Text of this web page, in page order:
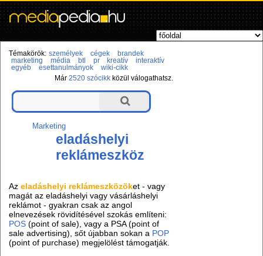
Témakörök: személyek cégek
brandek
marketing
média btl pr kreatív
interaktív
egyéb
esettanulmányok
wiki-cikk
Már2520 szócikk közül válogathatsz.
Marketing
eladáshelyi
reklámeszköz
Azeladáshelyi reklámeszközöket - vagy
magát az eladáshelyi vagy vásárláshelyi
reklámot - gyakran csak az angol
elnevezések rövidítésével szokás említeni:
POS (point of sale), vagy a PSA (point of
sale advertising), sőt újabban sokan a POP
(point of purchase) megjelölést támogatják.